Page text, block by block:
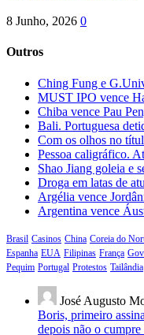
8 Junho, 2026 0
Outros
Ching Fung e
MUST IPO vence
Chiba vence Pau
Bali. Portuguesa
Com os olhos no
Pessoa caligráfico.
Shao Jiang goleia e
Droga em latas de
Argélia vence
Argentina vence
Brasil Casinos China Coreia do
Espanha EUA Filipinas França
Pequim Portugal Protestos Tailândia
José Augusto
Boris, primeiro
depois não o cumpre